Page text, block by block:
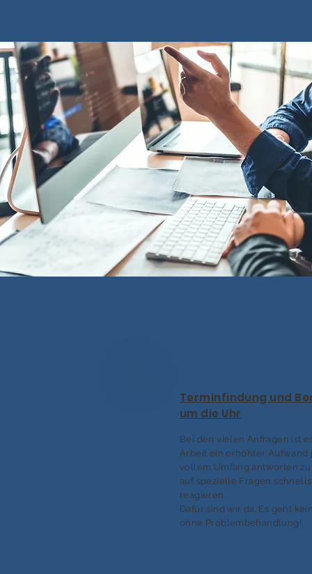
Terminfindung und
um die Uhr
Bei den vielen Anfragen ist
Arbeit ein erhöhter Aufwand
vollem Umfang antworten
auf spezielle Fragen
reagieren.
Dafür sind wir da. Es geht
ohne Problembehandlung!